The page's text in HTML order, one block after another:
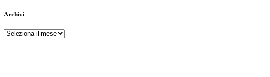
Archivi
Archivi